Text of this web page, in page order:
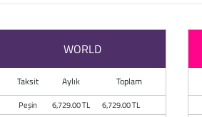
WORLD
Taksit Aylık Toplam
Peşin 6,729.00 TL
6,729.00 TL